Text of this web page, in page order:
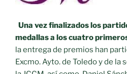
Una vez finalizados los
medallas a los cuatro
la entrega de premios han
Excmo. Ayto. de Toledo y de la